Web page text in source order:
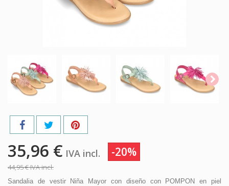
35,96 € IVA incl. -20%
44,95 €IVA incl.
Sandalia de vestir Niña Mayor con diseño con POMPON en piel